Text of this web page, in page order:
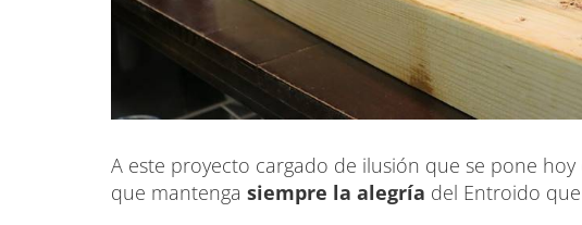
A este proyecto cargado de ilusión que se pone
que mantenga siempre la alegría del Entroido